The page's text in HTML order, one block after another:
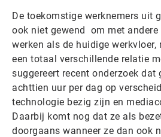
De toekomstige werknemers uit
ook niet gewend om met andere
werken als de huidige werkvloer,
een totaal verschillende relatie
suggereert recent onderzoek dat
achttien uur per dag op
technologie bezig zijn en
Daarbij komt nog dat ze als
doorgaans wanneer ze dan ook